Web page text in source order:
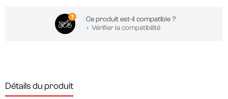
Ce produit est-il compatible ?
Vérifier la compatibilité
Détails du produit